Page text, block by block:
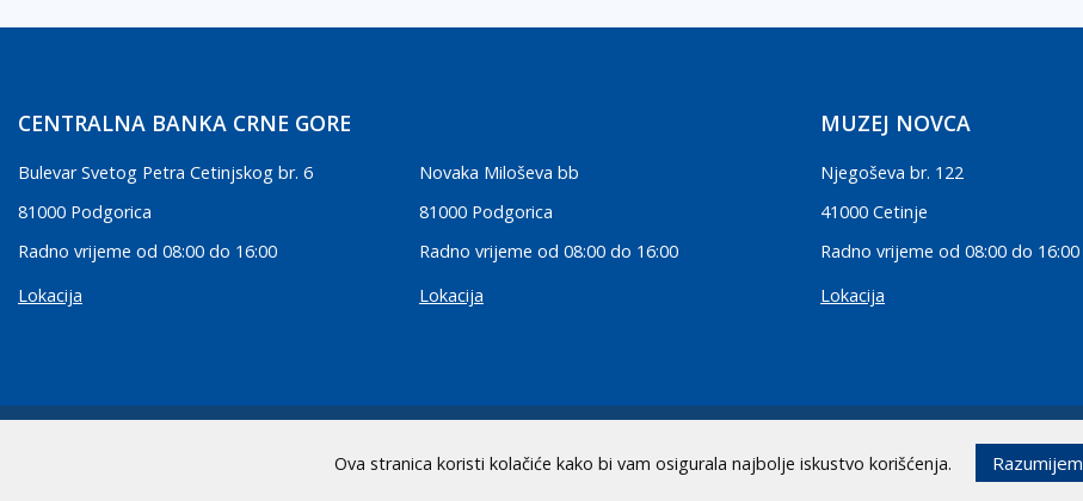
Ova stranica koristi kolačiće kako bi vam osigurala najbolje iskustvo korišćenja. Razumijem
CENTRALNA BANKA CRNE GORE
Bulevar Svetog Petra Cetinjskog br. 6
81000 Podgorica
Radno vrijeme od 08:00 do 16:00
Lokacija
Novaka Miloševa bb
81000 Podgorica
Radno vrijeme od 08:00 do 16:00
Lokacija
MUZEJ NOVCA
Njegoševa br. 122
41000 Cetinje
Radno vrijeme od 08:00 do 16:00
Lokacija
2026 CBCG | Sva prava zadržana.